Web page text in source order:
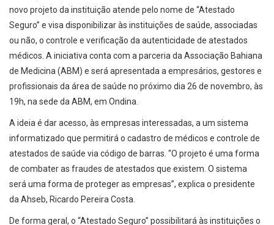
novo projeto da instituição atende pelo nome de “Atestado
Seguro” e visa disponibilizar às instituições de saúde, associadas
ou não, o controle e verificação da autenticidade de atestados
médicos. A iniciativa conta com a parceria da Associação Bahiana
de Medicina (ABM) e será apresentada a empresários, gestores e
profissionais da área de saúde no próximo dia 26 de novembro, às
19h, na sede da ABM, em Ondina.
A ideia é dar acesso, às empresas interessadas, a um sistema
informatizado que permitirá o cadastro de médicos e controle de
atestados de saúde via código de barras. “O projeto é uma forma
de combater as fraudes de atestados que existem. O sistema
será uma forma de proteger as empresas”, explica o presidente
da Ahseb, Ricardo Pereira Costa.
De forma geral, o “Atestado Seguro” possibilitará às instituições o